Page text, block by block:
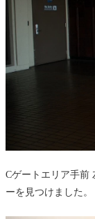
Cゲートエリア手前
ーを見つけました。